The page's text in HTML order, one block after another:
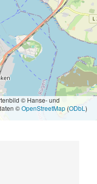
© Hanse- und
©OpenStreetMap (ODbL )